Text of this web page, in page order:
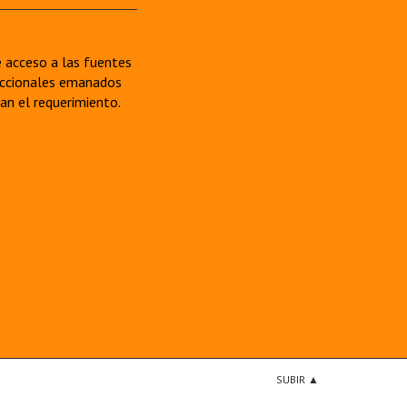
acceso a las fuentes
emanados
el requerimiento.
SUBIR ▲